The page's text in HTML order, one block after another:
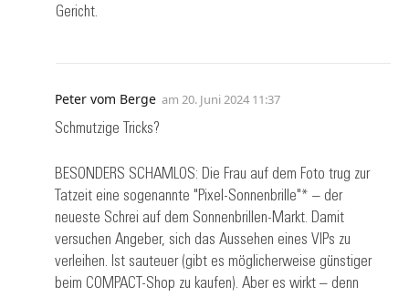
Gericht.
Peter vom Berge am 20. Juni 2024 11:37
Schmutzige Tricks?
BESONDERS SCHAMLOS: Die Frau auf dem Foto trug zur
Tatzeit eine sogenannte "Pixel-Sonnenbrille"* – der
neueste Schrei auf dem Sonnenbrillen-Markt. Damit
versuchen Angeber, sich das Aussehen eines VIPs zu
verleihen. Ist sauteuer (gibt es möglicherweise günstiger
beim COMPACT-Shop zu kaufen). Aber es wirkt – denn